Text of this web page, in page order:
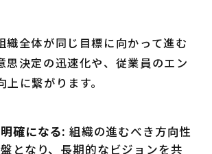
織全体が同じ目標に向かって進む
思決定の迅速化や、従業員のエン
に繋がります。
確になる: 組織の進むべき方向性
となり、長期的なビジョンを共